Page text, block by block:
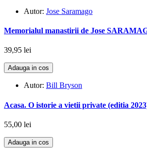
Autor: Jose Saramago
Memorialul manastirii de Jose
39,95 lei
Adauga in cos
Autor: Bill Bryson
Acasa. O istorie a vietii private (editia
55,00 lei
Adauga in cos